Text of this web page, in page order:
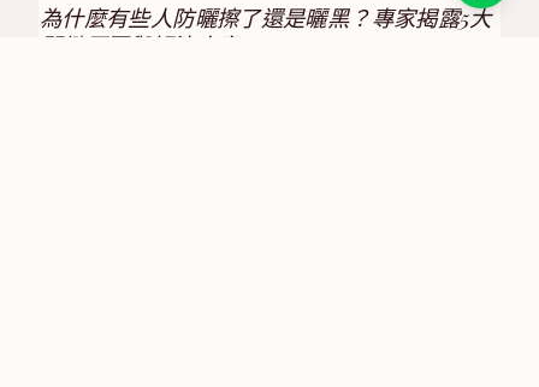
為什麼有些人防曬擦了還是曬黑？專家揭露5大
關鍵原因與解決方案